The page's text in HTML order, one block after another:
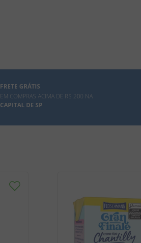
FRETE GRÁTIS
EM COMPRAS ACIMA DE R$ 200 NA
CAPITAL DE SP